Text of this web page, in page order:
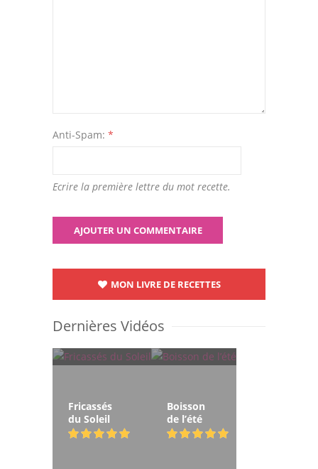
Anti-Spam: *
Ecrire la première lettre du mot recette.
MON LIVRE DE RECETTES
Dernières Vidéos
Fricassés
du Soleil
Boisson
de l’été